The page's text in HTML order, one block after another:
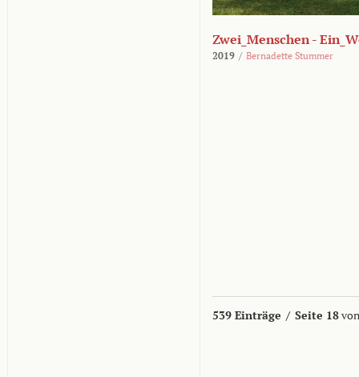
Zwei_Menschen -
2019 / Bernadette Stummer
539 Einträge / Seite 18